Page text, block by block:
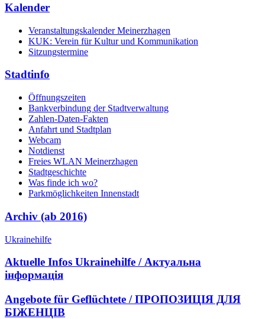
Kalender
Veranstaltungskalender Meinerzhagen
KUK: Verein für Kultur und Kommunikation
Sitzungstermine
Stadtinfo
Öffnungszeiten
Bankverbindung der Stadtverwaltung
Zahlen-Daten-Fakten
Anfahrt und Stadtplan
Webcam
Notdienst
Freies WLAN Meinerzhagen
Stadtgeschichte
Was finde ich wo?
Parkmöglichkeiten Innenstadt
Archiv (ab 2016)
Ukrainehilfe
Aktuelle Infos Ukrainehilfe / Актуальна
інформація
Angebote für Geflüchtete / ПРОПОЗИЦІЯ ДЛЯ
БІЖЕНЦІВ